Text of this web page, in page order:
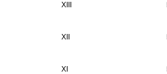
XIII
XII
XI